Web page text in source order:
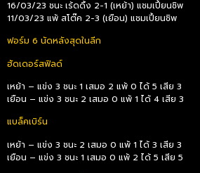
16/03/23 ชนะ เร้ดดิ้ง 2-1 (เหย้า) แชมเปี้ยนชิพ
11/03/23 แพ้ สโต๊ค 2-3 (เยือน) แชมเปี้ยนชิพ
ฟอร์ม 6 นัดหลังสุดในลีก
ฮัดเดอร์สฟิลด์
เหย้า – แข่ง 3 ชนะ 1 เสมอ 2 แพ้ 0 ได้ 5 เสีย 3
เยือน – แข่ง 3 ชนะ 2 เสมอ 0 แพ้ 1 ได้ 4 เสีย 3
แบล็คเบิร์น
เหย้า – แข่ง 3 ชนะ 2 เสมอ 0 แพ้ 1 ได้ 3 เสีย 3
เยือน – แข่ง 3 ชนะ 1 เสมอ 0 แพ้ 2 ได้ 5 เสีย 5